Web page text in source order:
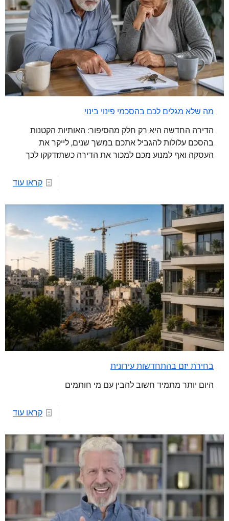
מה שלא מגלים לכם בהסכמי פינוי בינוי
הדירה החדשה היא רק חלק מהסיפור: האותיות הקטנות
בהסכם עלולות להגביל אתכם במשך שנים, לייקר את
העסקה ואף למנוע מכם למכור את הדירה כשתזדקקו לכך
קראו עוד
בחירת יזם בהתחדשות עירונית
היום יותר מתמיד חשוב להבין עם מי חותמים
קראו עוד